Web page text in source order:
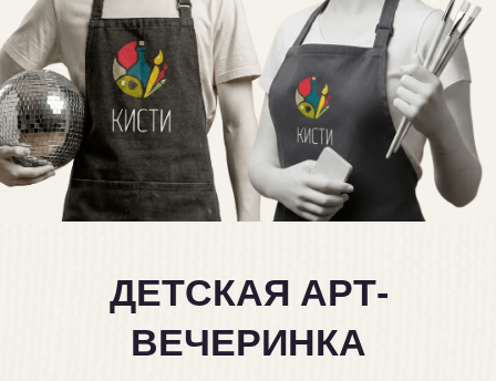
Наша арт-вечеринка — этоживая,
дышащая красками история,
Представьте:
не просто стол с тортом,
а творческая мастерская.
Не просто гости, а юные художники.
Не просто музыка, а вдохновляющий
саундтрек.